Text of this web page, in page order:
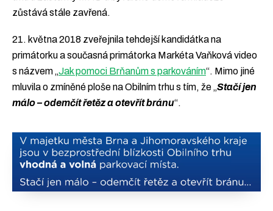
zůstává stále zavřená.
21. května 2018 zveřejnila tehdejší kandidátka na
primátorku a současná primátorka Markéta Vaňková video
s názvem „Jak pomoci Brňanům s parkováním“. Mimo jiné
mluvila o zmíněné ploše na Obilním trhu s tím, že „Stačí jen
málo – odemčít řetěz a otevřít bránu“.